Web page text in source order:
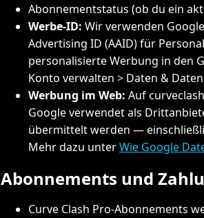
Abonnementstatus (ob du ein
Werbe-ID: Wir verwenden
Advertising ID (AAID) für
personalisierte Werbung in den
Konto verwalten > Daten &
Werbung im Web: Auf
Google verwendet als
übermittelt werden —
Mehr dazu unterWie Google
Abonnements und
Curve Clash Pro-Abonnements